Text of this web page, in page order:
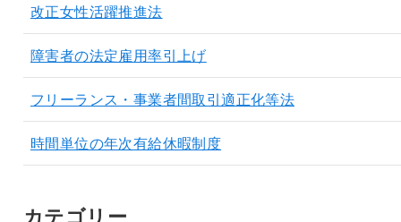
改正女性活躍推進法
障害者の法定雇用率引上げ
フリーランス・事業者間取引適正化等法
時間単位の年次有給休暇制度
カテゴリー